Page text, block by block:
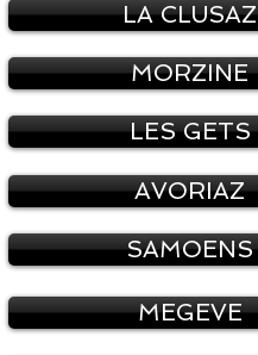
LA CLUSAZ
MORZINE
LES GETS
AVORIAZ
SAMOENS
MEGEVE